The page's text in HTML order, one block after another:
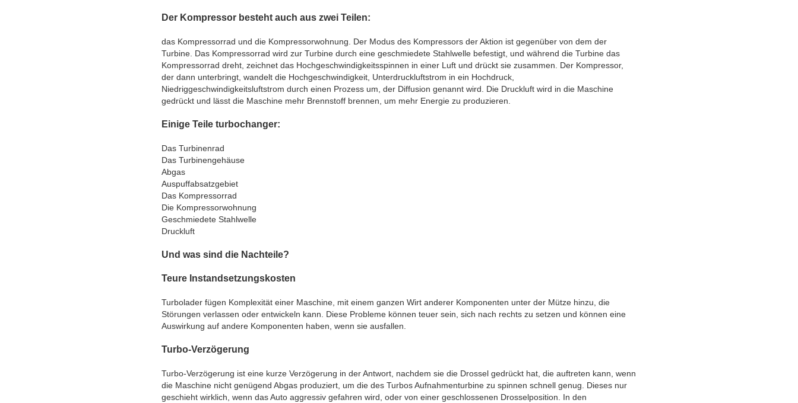
Der Kompressor besteht auch aus zwei Teilen:
das Kompressorrad und die Kompressorwohnung. Der Modus des Kompressors der Aktion ist gegenüber von dem der
Turbine. Das Kompressorrad wird zur Turbine durch eine geschmiedete Stahlwelle befestigt, und während die Turbine das
Kompressorrad dreht, zeichnet das Hochgeschwindigkeitsspinnen in einer Luft und drückt sie zusammen. Der Kompressor,
der dann unterbringt, wandelt die Hochgeschwindigkeit, Unterdruckluftstrom in ein Hochdruck,
Niedriggeschwindigkeitsluftstrom durch einen Prozess um, der Diffusion genannt wird. Die Druckluft wird in die Maschine
gedrückt und lässt die Maschine mehr Brennstoff brennen, um mehr Energie zu produzieren.
Einige Teile turbochanger:
Das Turbinenrad
Das Turbinengehäuse
Abgas
Auspuffabsatzgebiet
Das Kompressorrad
Die Kompressorwohnung
Geschmiedete Stahlwelle
Druckluft
Und was sind die Nachteile?
Teure Instandsetzungskosten
Turbolader fügen Komplexität einer Maschine, mit einem ganzen Wirt anderer Komponenten unter der Mütze hinzu, die
Störungen verlassen oder entwickeln kann. Diese Probleme können teuer sein, sich nach rechts zu setzen und können eine
Auswirkung auf andere Komponenten haben, wenn sie ausfallen.
Turbo-Verzögerung
Turbo-Verzögerung ist eine kurze Verzögerung in der Antwort, nachdem sie die Drossel gedrückt hat, die auftreten kann, wenn
die Maschine nicht genügend Abgas produziert, um die des Turbos Aufnahmenturbine zu spinnen schnell genug. Dieses nur
geschieht wirklich, wenn das Auto aggressiv gefahren wird, oder von einer geschlossenen Drosselposition. In den